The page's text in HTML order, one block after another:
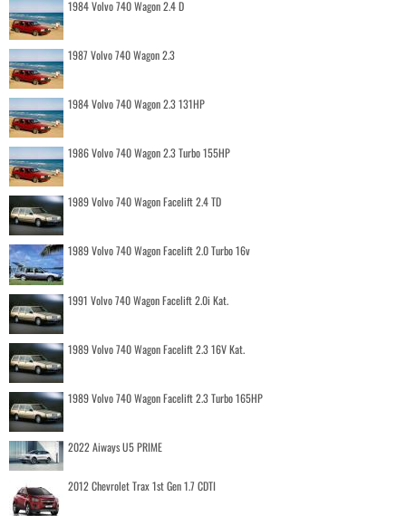
1984 Volvo 740 Wagon 2.4 D
1987 Volvo 740 Wagon 2.3
1984 Volvo 740 Wagon 2.3 131HP
1986 Volvo 740 Wagon 2.3 Turbo 155HP
1989 Volvo 740 Wagon Facelift 2.4 TD
1989 Volvo 740 Wagon Facelift 2.0 Turbo 16v
1991 Volvo 740 Wagon Facelift 2.0i Kat.
1989 Volvo 740 Wagon Facelift 2.3 16V Kat.
1989 Volvo 740 Wagon Facelift 2.3 Turbo 165HP
2022 Aiways U5 PRIME
2012 Chevrolet Trax 1st Gen 1.7 CDTI